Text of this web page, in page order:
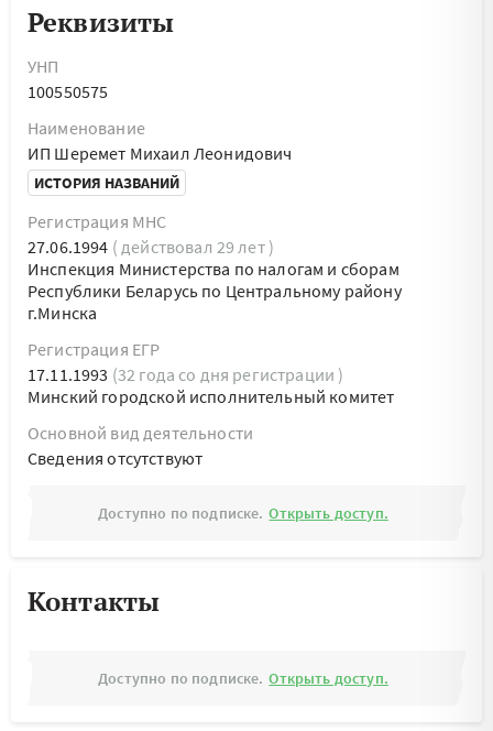
Реквизиты
УНП
100550575
Наименование
ИП Шеремет Михаил Леонидович
ИСТОРИЯ НАЗВАНИЙ
Регистрация МНС
27.06.1994 ( действовал 29 лет )
Инспекция Министерства по налогам и сборам
Республики Беларусь по Центральному району
г.Минска
Регистрация ЕГР
17.11.1993 (32 года со дня регистрации )
Минский городской исполнительный комитет
Основной вид деятельности
Cведения отсутствуют
Доступно по подписке. Открыть доступ.
Контакты
Доступно по подписке. Открыть доступ.